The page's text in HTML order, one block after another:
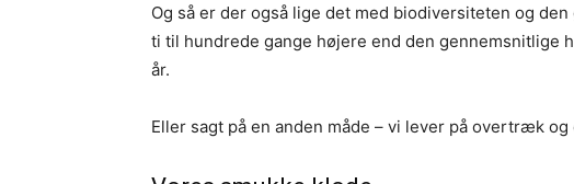
Og så er der også lige det med biodiversiteten og
ti til hundrede gange højere end den gennemsnitlige
år.
Eller sagt på en anden måde – vi lever på overtræk